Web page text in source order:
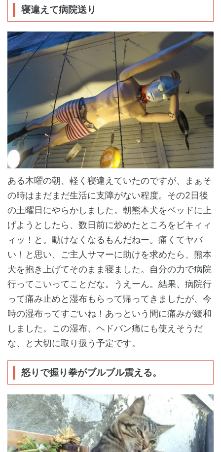
寝違えて病院送り
ある木曜の朝、軽く寝違えていたのですが、まぁそ
の時はまだまだ生活に支障がない程度。その2日後
の土曜日にやらかしました。朝熊本犬をベッドに上
げようとしたら、数日前に炒めたところをビキィィ
ィッ！と。動けなくなるもんだねー。痛くてヤバ
い！と思い、ご主人サマーに助けを求めたら、熊本
犬を抱き上げてそのまま寝ました。自分の力で病院
行ってこいってことだな。うえーん。結果、病院行
って痛み止めと湿布もらって帰ってきましたが、今
時の湿布ってすごいね！あっという間に痛みが緩和
しました。この湿布、ヘドバン痛にも使えそうだ
な、と大切に取り扱う予定です。
怒りで握り拳がブルブル震える。